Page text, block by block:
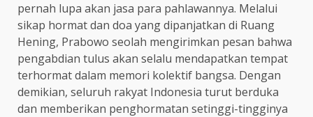
pernah lupa akan jasa para pahlawannya. Melalui
sikap hormat dan doa yang dipanjatkan di Ruang
Hening, Prabowo seolah mengirimkan pesan bahwa
pengabdian tulus akan selalu mendapatkan tempat
terhormat dalam memori kolektif bangsa. Dengan
demikian, seluruh rakyat Indonesia turut berduka
dan memberikan penghormatan setinggi-tingginya